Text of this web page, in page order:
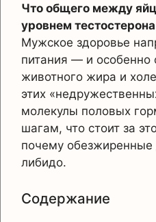
Что общего между
уровнем
Мужское здоровье
питания — и особенно
животного жира и
этих
молекулы половых
шагам, что стоит за
почему
либидо.
Содержание